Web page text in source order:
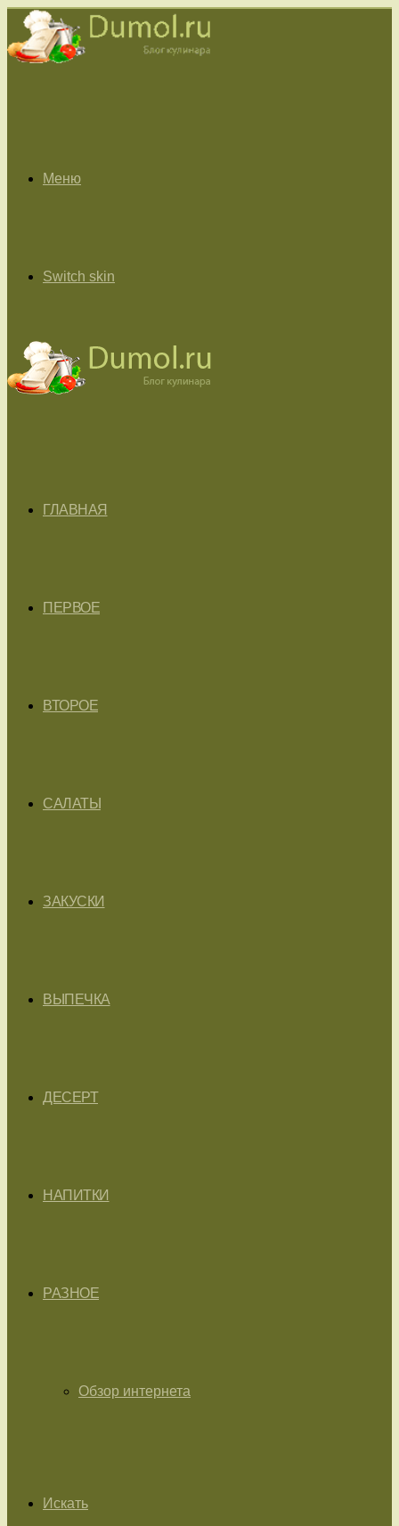
Меню
Switch skin
ГЛАВНАЯ
ПЕРВОЕ
ВТОРОЕ
САЛАТЫ
ЗАКУСКИ
ВЫПЕЧКА
ДЕСЕРТ
НАПИТКИ
РАЗНОЕ
Обзор интернета
Искать